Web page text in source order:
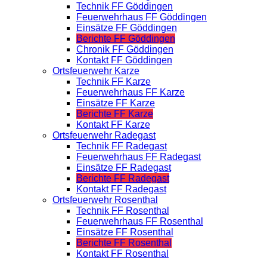
Technik FF Göddingen
Feuerwehrhaus FF Göddingen
Einsätze FF Göddingen
Berichte FF Göddingen
Chronik FF Göddingen
Kontakt FF Göddingen
Ortsfeuerwehr Karze
Technik FF Karze
Feuerwehrhaus FF Karze
Einsätze FF Karze
Berichte FF Karze
Kontakt FF Karze
Ortsfeuerwehr Radegast
Technik FF Radegast
Feuerwehrhaus FF Radegast
Einsätze FF Radegast
Berichte FF Radegast
Kontakt FF Radegast
Ortsfeuerwehr Rosenthal
Technik FF Rosenthal
Feuerwehrhaus FF Rosenthal
Einsätze FF Rosenthal
Berichte FF Rosenthal
Kontakt FF Rosenthal